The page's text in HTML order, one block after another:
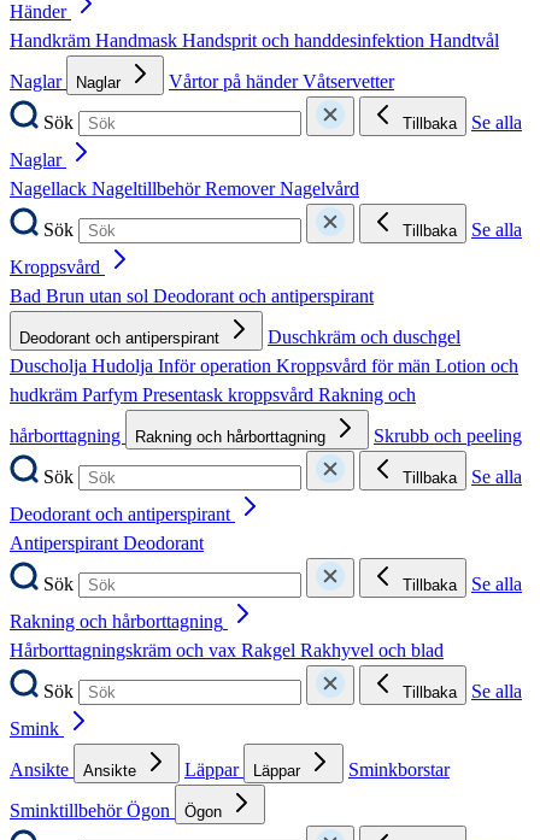
Händer
Handkräm Handmask Handsprit och handdesinfektion Handtvål
Naglar
Naglar Vårtor på händerVåtservetter
Sök
Tillbaka
Se alla
Naglar
Nagellack NageltillbehörRemoverNagelvård
Sök
Tillbaka
Se alla
Kroppsvård
Bad Brun utan sol Deodorant och antiperspirant
Deodorant och antiperspirant
Duschkräm och duschgel
Duscholja Hudolja Inför operation Kroppsvård för män Lotion och
hudkräm Parfym Presentask kroppsvård Rakning och
hårborttagning
Rakning och hårborttagning
Skrubb och peeling
Sök
Tillbaka
Se alla
Deodorant och antiperspirant
AntiperspirantDeodorant
Sök
Tillbaka
Se alla
Rakning och hårborttagning
Hårborttagningskräm och vax Rakgel Rakhyvel och blad
Sök
Tillbaka
Se alla
Smink
Ansikte
Ansikte Läppar Läppar
Sminkborstar
SminktillbehörÖgon Ögon